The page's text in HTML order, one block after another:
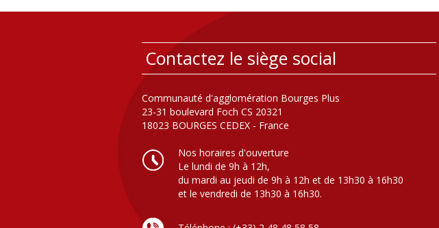
Contactez le siège social
Communauté d'agglomération Bourges Plus
23-31 boulevard Foch CS 20321
18023 BOURGES CEDEX - France
Nos horaires d'ouverture
Le lundi de 9h à 12h,
du mardi au jeudi de 9h à 12h et de 13h30 à 16h30
et le vendredi de 13h30 à 16h30.